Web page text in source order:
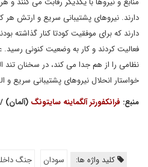
دارند. نیروهای پشتیبانی سریع و ارتش
دارند که برای موفقیت کودتا کنار گذاشته
فعالیت کردند و کار به وضعیت کنونی
نظامی را از هم جدا می کند، در سخنان
خواستار انحلال نیروهای پشتیبانی سریع
منبع: فرانکفورتر آلگماینه سایتونگ (آلمان)
کلید واژه ها: سودان جنگ